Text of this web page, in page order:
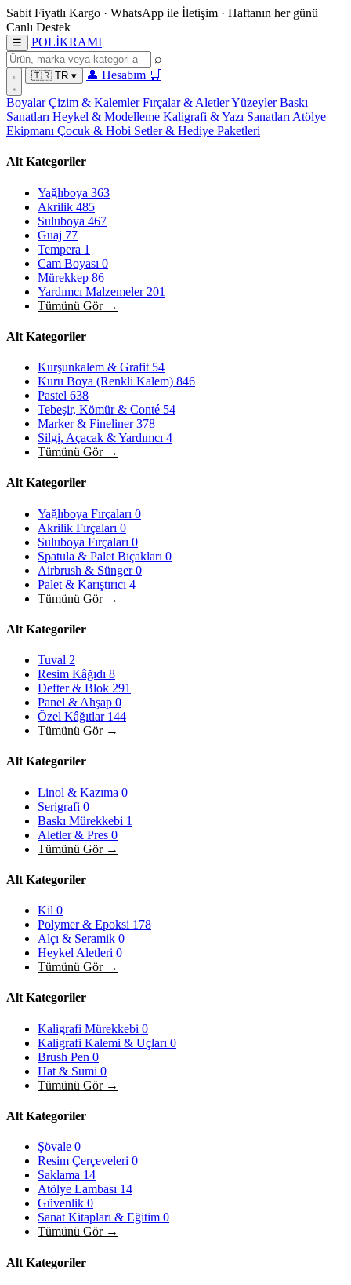
Sabit Fiyatlı Kargo · WhatsApp ile İletişim · Haftanın her günü
Canlı Destek
☰ POLİKRAMI
⌕
🇹🇷 TR ▾ 👤 Hesabım 🛒
BoyalarÇizim & KalemlerFırçalar & AletlerYüzeylerBaskı
Sanatları Heykel & Modelleme Kaligrafi & Yazı Sanatları Atölye
Ekipmanı Çocuk & Hobi Setler & Hediye Paketleri
Alt Kategoriler
Yağlıboya 363
Akrilik 485
Suluboya 467
Guaj 77
Tempera 1
Cam Boyası 0
Mürekkep 86
Yardımcı Malzemeler 201
Tümünü Gör →
Alt Kategoriler
Kurşunkalem & Grafit 54
Kuru Boya (Renkli Kalem) 846
Pastel 638
Tebeşir, Kömür & Conté 54
Marker & Fineliner378
Silgi, Açacak & Yardımcı 4
Tümünü Gör →
Alt Kategoriler
Yağlıboya Fırçaları 0
Akrilik Fırçaları 0
Suluboya Fırçaları 0
Spatula & Palet Bıçakları 0
Airbrush & Sünger0
Palet & Karıştırıcı 4
Tümünü Gör →
Alt Kategoriler
Tuval 2
Resim Kâğıdı 8
Defter & Blok 291
Panel & Ahşap 0
Özel Kâğıtlar 144
Tümünü Gör →
Alt Kategoriler
Linol & Kazıma 0
Serigrafi 0
Baskı Mürekkebi 1
Aletler & Pres 0
Tümünü Gör →
Alt Kategoriler
Kil 0
Polymer & Epoksi 178
Alçı & Seramik 0
Heykel Aletleri 0
Tümünü Gör →
Alt Kategoriler
Kaligrafi Mürekkebi 0
Kaligrafi Kalemi & Uçları 0
Brush Pen 0
Hat & Sumi 0
Tümünü Gör →
Alt Kategoriler
Şövale 0
Resim Çerçeveleri 0
Saklama 14
Atölye Lambası 14
Güvenlik 0
Sanat Kitapları & Eğitim 0
Tümünü Gör →
Alt Kategoriler